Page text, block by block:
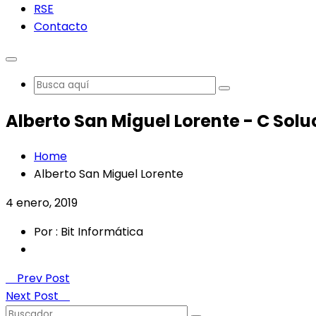
RSE
Contacto
Alberto San Miguel Lorente - C
Home
Alberto San Miguel Lorente
4 enero, 2019
Por : Bit Informática
Prev Post
Next Post